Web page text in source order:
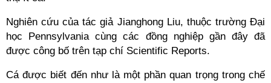
Nghiên cứu của tác giả Jianghong Liu, thuộc trường Đại
học Pennsylvania cùng các đồng nghiệp gần đây đã
được công bố trên tạp chí Scientific Reports.
Cá được biết đến như là một phần quan trọng trong chế